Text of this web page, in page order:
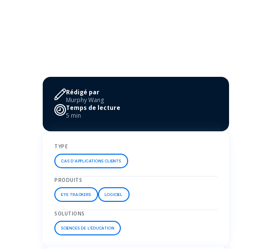
Rédigé par
Murphy Wang
Temps de lecture
5 min
TYPE
CAS D'APPLICATIONS CLIENTS
PRODUITS
EYE TRACKERS LOGICIEL
SOLUTIONS
SCIENCES DE L'ÉDUCATION